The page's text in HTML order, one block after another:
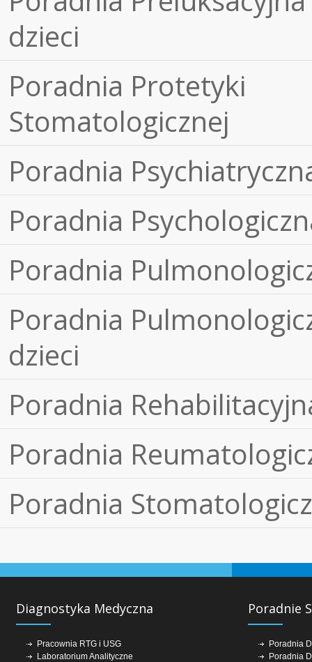
dzieci
Poradnia Protetyki
Stomatologicznej
Poradnia
Poradnia
Poradnia
Poradnia
dzieci
Poradnia
Poradnia
Poradnia
Diagnostyka Medyczna
Pracownia RTG i USG
Laboratorium Analityczne
Poradnie
Poradnia
Poradnia